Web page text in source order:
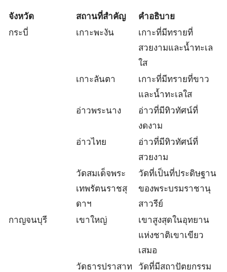
จังหวัด สถานที่สำคัญ
คำอธิบาย
กระบี่
เกาะพะงัน
เกาะที่มีทรายที่
สวยงามและน้ำทะเล
ใส
เกาะลันตา
เกาะที่มีทรายที่ขาว
และน้ำทะเลใส
อ่าวพระนาง
อ่าวที่มีทิวทัศน์ที่
งดงาม
อ่าวไทย
อ่าวที่มีทิวทัศน์ที่
สวยงาม
วัดสมเด็จพระ
เทพรัตนราชสุ
ดาฯ
วัดที่เป็นที่ประดิษฐาน
ของพระบรมราชานุ
สาวรีย์
กาญจนบุรี
เขาใหญ่
เขาสูงสุดในอุทยาน
แห่งชาติเขาเขียว
เสมอ
วัดธารปราสาท
วัดที่มีสถาปัตยกรรม